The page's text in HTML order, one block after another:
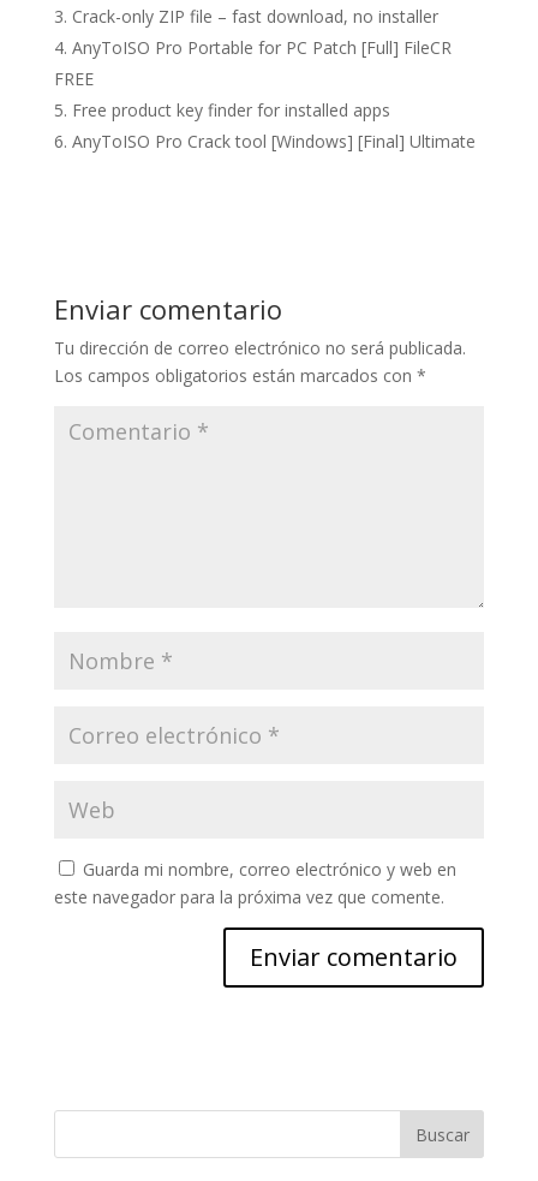
Crack-only ZIP file – fast download, no installer
AnyToISO Pro Portable for PC Patch [Full] FileCR
FREE
Free product key finder for installed apps
AnyToISO Pro Crack tool [Windows] [Final] Ultimate
Enviar comentario
Tu dirección de correo electrónico no será publicada.
Los campos obligatorios están marcados con *
Guarda mi nombre, correo electrónico y web en
este navegador para la próxima vez que comente.